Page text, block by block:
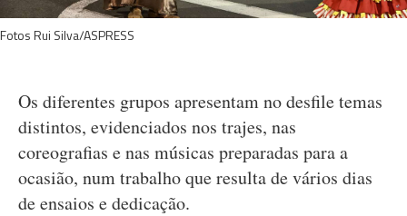
Fotos Rui Silva/ASPRESS
Os diferentes grupos apresentam no desfile temas
distintos, evidenciados nos trajes, nas
coreografias e nas músicas preparadas para a
ocasião, num trabalho que resulta de vários dias
de ensaios e dedicação.